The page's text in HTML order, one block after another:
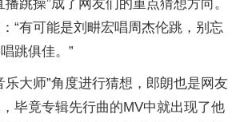
跳操”成了网友们的重点猜想方向。
“有可能是刘畊宏唱周杰伦跳，别忘
跳俱佳。”
乐大师”角度进行猜想，郎朗也是网友
毕竟专辑先行曲的MV中就出现了他